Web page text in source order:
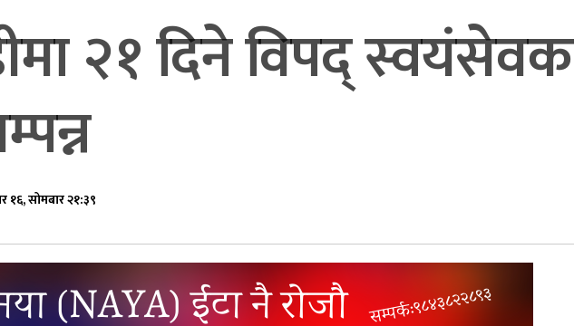
२१ दिने विपद् स्वयंसेवक
१६, सोमबार २१:३९